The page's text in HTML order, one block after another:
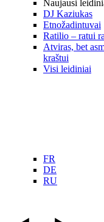
Naujausi
DJ Kaziukas
Etnožadintuvai
Ratilio – ratui
Atviras, bet
kraštui
Visi leidiniai
FR
DE
RU